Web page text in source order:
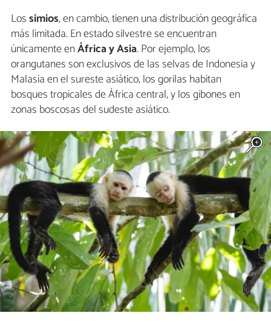
Lossimios, en cambio, tienen una distribución geográfica
más limitada. En estado silvestre se encuentran
únicamente enÁfrica y Asia. Por ejemplo, los
orangutanes son exclusivos de las selvas de Indonesia y
Malasia en el sureste asiático, los gorilas habitan
bosques tropicales de África central, y los gibones en
zonas boscosas del sudeste asiático.